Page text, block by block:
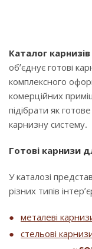
Каталог
об’єднує готові
комплексного
комерційних
підібрати як
карнизну систему.
Готові карнизи
У каталозі
різних типів
металеві
стельові